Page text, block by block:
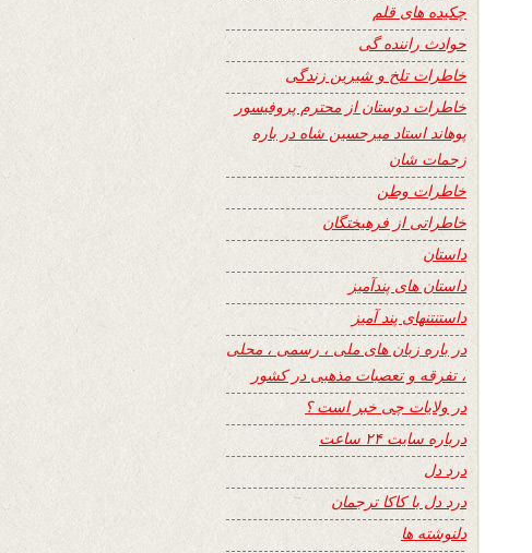
چکیده های قلم
حوادث راننده گی
خاطرات تلخ و شیرین زندگی
خاطرات دوستان از محترم پروفیسور
پوهاند استاد میرحسین شاه در باره
زحمات شان
خاطرات وطن
خاطراتی از فرهیختگان
داستان
داستان های پندآمیز
داستنتنهای پند آمیز
در باره زبان های ملی ، رسمی ، محلی
، تفرقه و تعصبات مذهبی در کشور
در ولایات چی خبر است ؟
درباره سایت ۲۴ ساعت
درد دل
درد دل با کاکا ترجمان
دلنوشته ها